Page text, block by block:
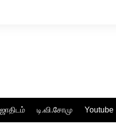
டி.வி.சோமு Youtube